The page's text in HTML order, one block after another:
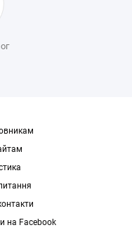
на Facebook